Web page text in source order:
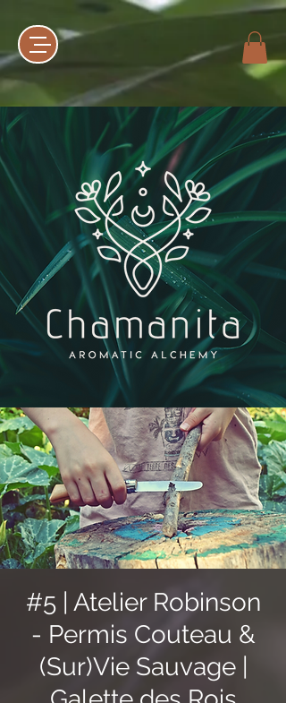
#5 | Atelier Robinson
- Permis Couteau &
(Sur)Vie Sauvage |